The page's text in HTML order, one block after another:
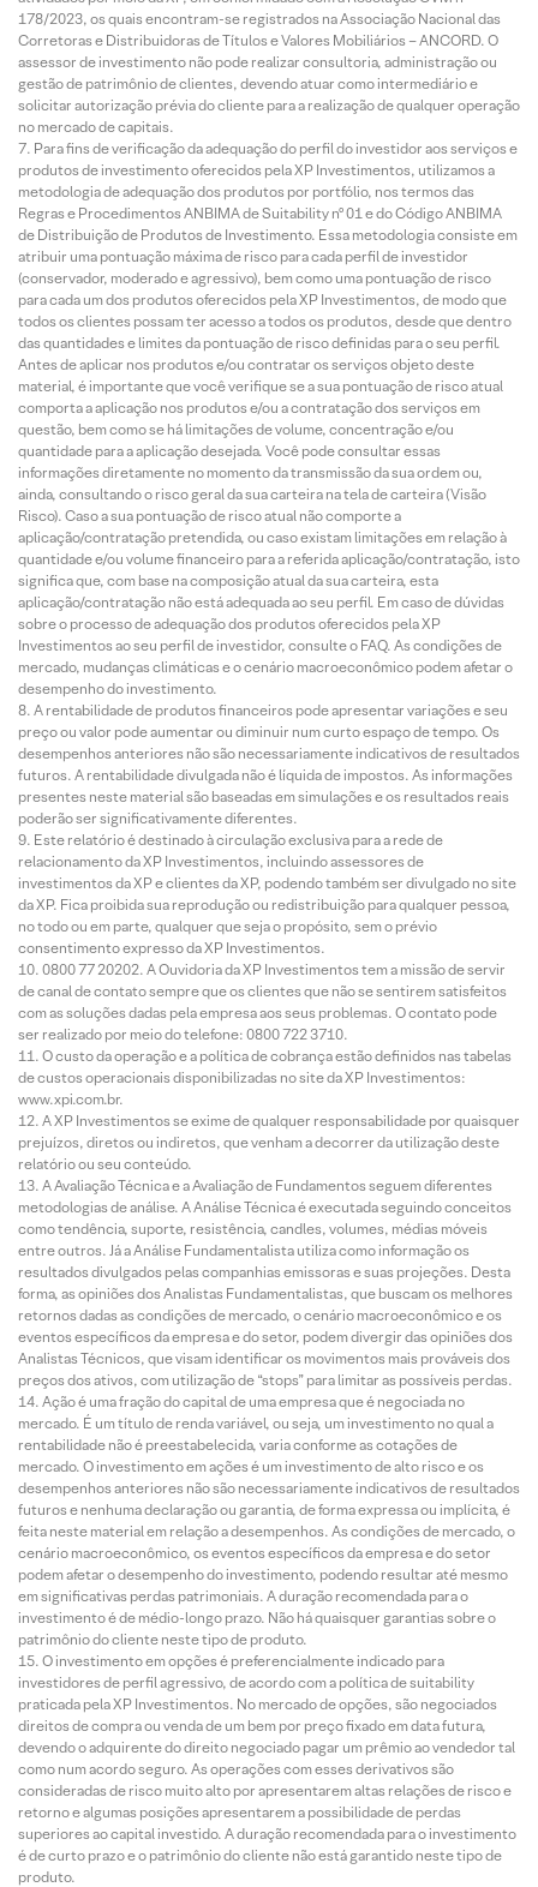
178/2023, os quais encontram-se registrados na Associação Nacional das
Corretoras e Distribuidoras de Títulos e Valores Mobiliários – ANCORD. O
assessor de investimento não pode realizar consultoria, administração ou
gestão de patrimônio de clientes, devendo atuar como intermediário e
solicitar autorização prévia do cliente para a realização de qualquer operação
no mercado de capitais.
Para fins de verificação da adequação do perfil do investidor aos serviços e
produtos de investimento oferecidos pela XP Investimentos, utilizamos a
metodologia de adequação dos produtos por portfólio, nos termos das
Regras e Procedimentos ANBIMA de Suitability nº 01 e do Código ANBIMA
de Distribuição de Produtos de Investimento. Essa metodologia consiste em
atribuir uma pontuação máxima de risco para cada perfil de investidor
(conservador, moderado e agressivo), bem como uma pontuação de risco
para cada um dos produtos oferecidos pela XP Investimentos, de modo que
todos os clientes possam ter acesso a todos os produtos, desde que dentro
das quantidades e limites da pontuação de risco definidas para o seu perfil.
Antes de aplicar nos produtos e/ou contratar os serviços objeto deste
material, é importante que você verifique se a sua pontuação de risco atual
comporta a aplicação nos produtos e/ou a contratação dos serviços em
questão, bem como se há limitações de volume, concentração e/ou
quantidade para a aplicação desejada. Você pode consultar essas
informações diretamente no momento da transmissão da sua ordem ou,
ainda, consultando o risco geral da sua carteira na tela de carteira (Visão
Risco). Caso a sua pontuação de risco atual não comporte a
aplicação/contratação pretendida, ou caso existam limitações em relação à
quantidade e/ou volume financeiro para a referida aplicação/contratação, isto
significa que, com base na composição atual da sua carteira, esta
aplicação/contratação não está adequada ao seu perfil. Em caso de dúvidas
sobre o processo de adequação dos produtos oferecidos pela XP
Investimentos ao seu perfil de investidor, consulte o FAQ. As condições de
mercado, mudanças climáticas e o cenário macroeconômico podem afetar o
desempenho do investimento.
A rentabilidade de produtos financeiros pode apresentar variações e seu
preço ou valor pode aumentar ou diminuir num curto espaço de tempo. Os
desempenhos anteriores não são necessariamente indicativos de resultados
futuros. A rentabilidade divulgada não é líquida de impostos. As informações
presentes neste material são baseadas em simulações e os resultados reais
poderão ser significativamente diferentes.
Este relatório é destinado à circulação exclusiva para a rede de
relacionamento da XP Investimentos, incluindo assessores de
investimentos da XP e clientes da XP, podendo também ser divulgado no site
da XP. Fica proibida sua reprodução ou redistribuição para qualquer pessoa,
no todo ou em parte, qualquer que seja o propósito, sem o prévio
consentimento expresso da XP Investimentos.
0800 77 20202. A Ouvidoria da XP Investimentos tem a missão de servir
de canal de contato sempre que os clientes que não se sentirem satisfeitos
com as soluções dadas pela empresa aos seus problemas. O contato pode
ser realizado por meio do telefone: 0800 722 3710.
O custo da operação e a política de cobrança estão definidos nas tabelas
de custos operacionais disponibilizadas no site da XP Investimentos:
www.xpi.com.br.
A XP Investimentos se exime de qualquer responsabilidade por quaisquer
prejuízos, diretos ou indiretos, que venham a decorrer da utilização deste
relatório ou seu conteúdo.
A Avaliação Técnica e a Avaliação de Fundamentos seguem diferentes
metodologias de análise. A Análise Técnica é executada seguindo conceitos
como tendência, suporte, resistência, candles, volumes, médias móveis
entre outros. Já a Análise Fundamentalista utiliza como informação os
resultados divulgados pelas companhias emissoras e suas projeções. Desta
forma, as opiniões dos Analistas Fundamentalistas, que buscam os melhores
retornos dadas as condições de mercado, o cenário macroeconômico e os
eventos específicos da empresa e do setor, podem divergir das opiniões dos
Analistas Técnicos, que visam identificar os movimentos mais prováveis dos
preços dos ativos, com utilização de “stops” para limitar as possíveis perdas.
Ação é uma fração do capital de uma empresa que é negociada no
mercado. É um título de renda variável, ou seja, um investimento no qual a
rentabilidade não é preestabelecida, varia conforme as cotações de
mercado. O investimento em ações é um investimento de alto risco e os
desempenhos anteriores não são necessariamente indicativos de resultados
futuros e nenhuma declaração ou garantia, de forma expressa ou implícita, é
feita neste material em relação a desempenhos. As condições de mercado, o
cenário macroeconômico, os eventos específicos da empresa e do setor
podem afetar o desempenho do investimento, podendo resultar até mesmo
em significativas perdas patrimoniais. A duração recomendada para o
investimento é de médio-longo prazo. Não há quaisquer garantias sobre o
patrimônio do cliente neste tipo de produto.
O investimento em opções é preferencialmente indicado para
investidores de perfil agressivo, de acordo com a política de suitability
praticada pela XP Investimentos. No mercado de opções, são negociados
direitos de compra ou venda de um bem por preço fixado em data futura,
devendo o adquirente do direito negociado pagar um prêmio ao vendedor tal
como num acordo seguro. As operações com esses derivativos são
consideradas de risco muito alto por apresentarem altas relações de risco e
retorno e algumas posições apresentarem a possibilidade de perdas
superiores ao capital investido. A duração recomendada para o investimento
é de curto prazo e o patrimônio do cliente não está garantido neste tipo de
produto.